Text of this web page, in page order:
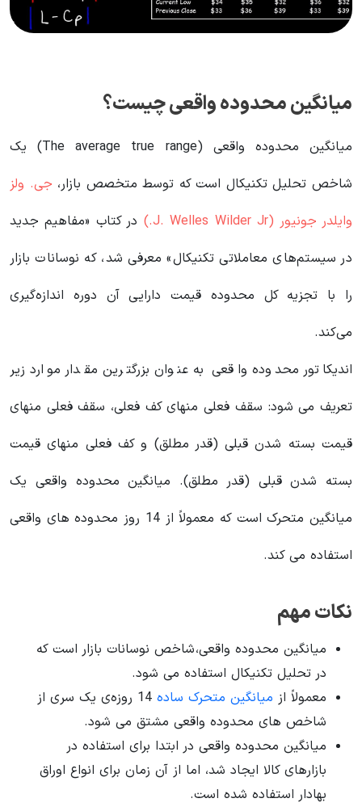
میانگین محدوده واقعی چیست؟
میانگین محدوده واقعی (The average true range) یک
شاخص تحلیل تکنیکال است که توسط متخصص بازار، جی. ولز
وایلدر جونیور (J. Welles Wilder Jr.)
در کتاب «مفاهیم جدید
در سیستم‌های معاملاتی تکنیکال» معرفی شد، که نوسانات بازار
را با تجزیه کل محدوده قیمت دارایی آن دوره اندازه‌گیری
می‌کند.
اندیکاتور محدوده واقعی به عنوان بزرگترین مقدار موارد زیر
تعریف می شود: سقف فعلی منهای کف فعلی، سقف فعلی منهای
قیمت بسته شدن قبلی (قدر مطلق) و کف فعلی منهای قیمت
بسته شدن قبلی (قدر مطلق). میانگین محدوده واقعی یک
میانگین متحرک است که معمولاً از 14 روز محدوده های واقعی
استفاده می کند.
نکات مهم
میانگین محدوده واقعی، شاخص نوسانات بازار است که
در تحلیل تکنیکال استفاده می شود.
معمولاً از میانگین متحرک ساده
14 روزه‌ی یک سری از
شاخص های محدوده واقعی مشتق می شود.
میانگین محدوده واقعی در ابتدا برای استفاده در
بازارهای کالا ایجاد شد، اما از آن زمان برای انواع اوراق
بهادار استفاده شده است.